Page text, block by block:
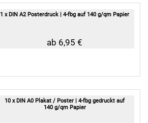
1 x DIN A2 Posterdruck | 4-fbg auf 140 g/qm Papier
ab 6,95 €
10 x DIN A0 Plakat / Poster | 4-fbg gedruckt auf
140 g/qm Papier